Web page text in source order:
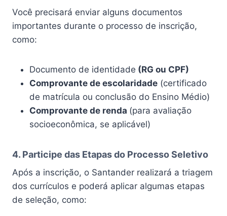
Você precisará enviar alguns documentos
importantes durante o processo de inscrição,
como:
Documento de identidade (RG ou CPF)
Comprovante de escolaridade (certificado
de matrícula ou conclusão do Ensino Médio)
Comprovante de renda (para avaliação
socioeconômica, se aplicável)
4. Participe das Etapas do Processo Seletivo
Após a inscrição, o Santander realizará a triagem
dos currículos e poderá aplicar algumas etapas
de seleção, como: